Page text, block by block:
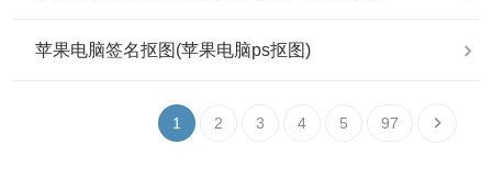
苹果电脑签名抠图(苹果电脑ps抠图)
1 2 3 4 5 97